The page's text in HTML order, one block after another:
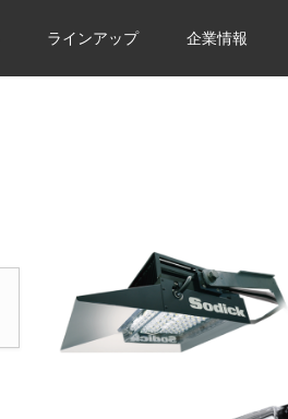
ラインアップ 企業情報